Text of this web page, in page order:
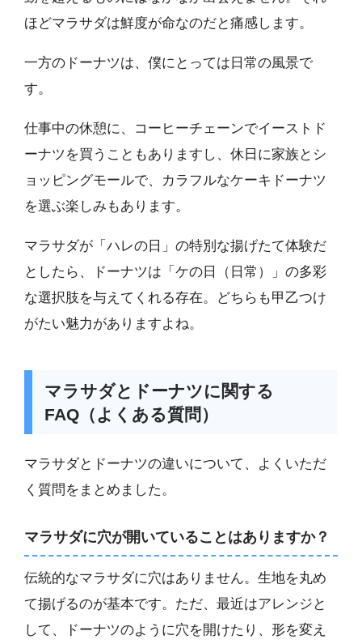
ほどマラサダは鮮度が命なのだと痛感します。
一方のドーナツは、僕にとっては日常の風景で
す。
仕事中の休憩に、コーヒーチェーンでイーストド
ーナツを買うこともありますし、休日に家族とシ
ョッピングモールで、カラフルなケーキドーナツ
を選ぶ楽しみもあります。
マラサダが「ハレの日」の特別な揚げたて体験だ
としたら、ドーナツは「ケの日（日常）」の多彩
な選択肢を与えてくれる存在。どちらも甲乙つけ
がたい魅力がありますよね。
マラサダとドーナツに関する
FAQ（よくある質問）
マラサダとドーナツの違いについて、よくいただ
く質問をまとめました。
マラサダに穴が開いていることはありますか？
伝統的なマラサダに穴はありません。生地を丸め
て揚げるのが基本です。ただ、最近はアレンジと
して、ドーナツのように穴を開けたり、形を変え